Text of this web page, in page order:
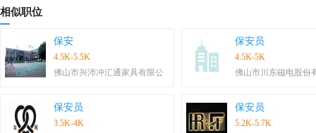
相似职位
保安
4.5K-5.5K
佛山市兴沛冲汇通家具有限公
保安员
4.5K-5K
佛山市川东磁电股份
保安员
3.5K-4K
保安员
5.2K-5.7K